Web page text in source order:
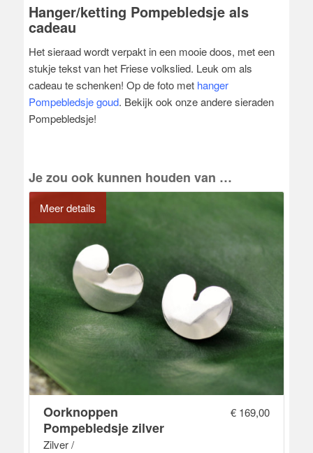
Hanger/ketting Pompebledsje als
cadeau
Het sieraad wordt verpakt in een mooie doos, met een
stukje tekst van het Friese volkslied. Leuk om als
cadeau te schenken! Op de foto met hanger
Pompebledsjegoud. Bekijk ook onze andere sieraden
Pompebledsje!
Je zou ook kunnen houden van …
Meer details
Oorknoppen
Pompebledsje zilver
Zilver /
€169,00